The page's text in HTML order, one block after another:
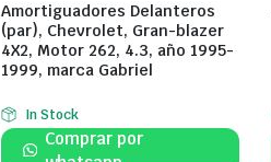
Amortiguadores Delanteros
(par), Chevrolet, Gran-blazer
4X2, Motor 262, 4.3, año 1995-
1999, marca Gabriel
In Stock
Comprar por